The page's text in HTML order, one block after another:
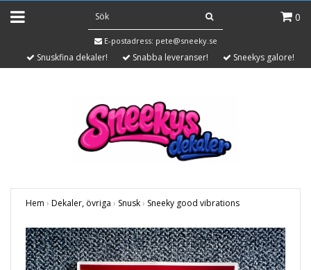
0
E-postadress: pete@sneeky.se
Snuskfina dekaler! Snabba leveranser! Sneekys galore!
Hem › Dekaler, övriga › Snusk› Sneeky good vibrations